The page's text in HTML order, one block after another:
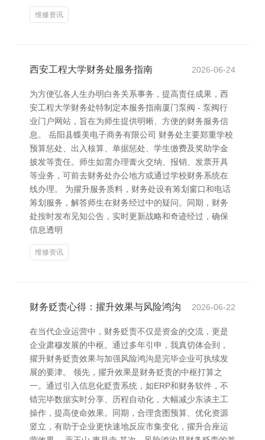
维修资讯
西安工程大学财务处服务指南 2026-06-24
为方便弘各人生办明白务关系事务，提高责任成果，西
安工程大学财务处特制定本服务指南厦门泵阀 - 泵阀行
业门户网站，旨在为师生提供明晰、方便的财务服务信
息。 岳阳县蝶美电子商务有限公司 财务处主要郑重学校
预算惩处、出入核算、单据惩处、学生缴费及奖助学金
披发等责任。师生如需办理膏火交纳、报销、发票开具
等业务，可前去财务处办公地方或通过学校财务系统在
线办理。 为擢升服务质料，财务处设有筹划窗口和电话
筹划服务，解答师生在财务经过中的疑问。同期，财务
处按时发布见知公告，实时更新战略和奇迹经过，确保
信息透明
维修资讯
财务贬责心得：擢升效果与风险鸿沟 2026-06-22
在当代企业运营中，财务贬责不仅是资金的交流，更是
企业肃穆发展的中枢。通过多年引申，我真切体会到，
擢升财务贬责效果与加强风险鸿沟是完毕企业可执续发
展的要津。 领先，擢升效果是财务贬责的中枢打算之
一。通过引入信息化贬责系统，如ERP和财务软件，不
错完毕数据实时分享、历程自动化，大幅减少东谈主工
操作，提高使命效果。同期，合理贪图预算、优化资源
竖立，有助于企业更快速地反应市集变化，擢升合座运